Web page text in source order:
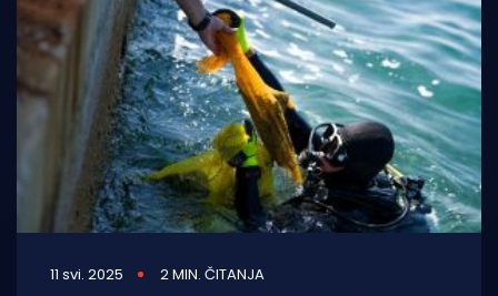
11 svi. 2025 2 MIN. ČITANJA